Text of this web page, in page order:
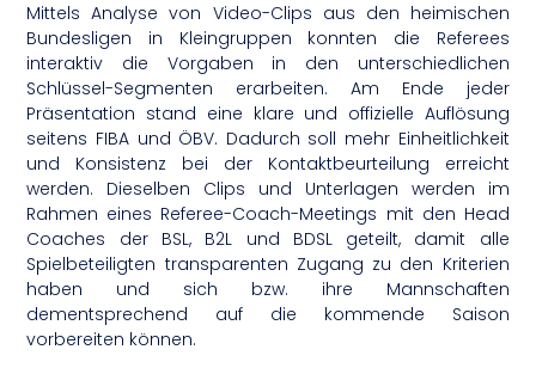
Mittels Analyse von Video-Clips aus den heimischen
Bundesligen in Kleingruppen konnten die Referees
interaktiv die Vorgaben in den unterschiedlichen
Schlüssel-Segmenten erarbeiten. Am Ende jeder
Präsentation stand eine klare und offizielle Auflösung
seitens FIBA und ÖBV. Dadurch soll mehr Einheitlichkeit
und Konsistenz bei der Kontaktbeurteilung erreicht
werden. Dieselben Clips und Unterlagen werden im
Rahmen eines Referee-Coach-Meetings mit den Head
Coaches der BSL, B2L und BDSL geteilt, damit alle
Spielbeteiligten transparenten Zugang zu den Kriterien
haben und sich bzw. ihre Mannschaften
dementsprechend auf die kommende Saison
vorbereiten können.